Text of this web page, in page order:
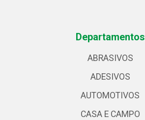
Departamentos
ABRASIVOS
ADESIVOS
AUTOMOTIVOS
CASA E CAMPO